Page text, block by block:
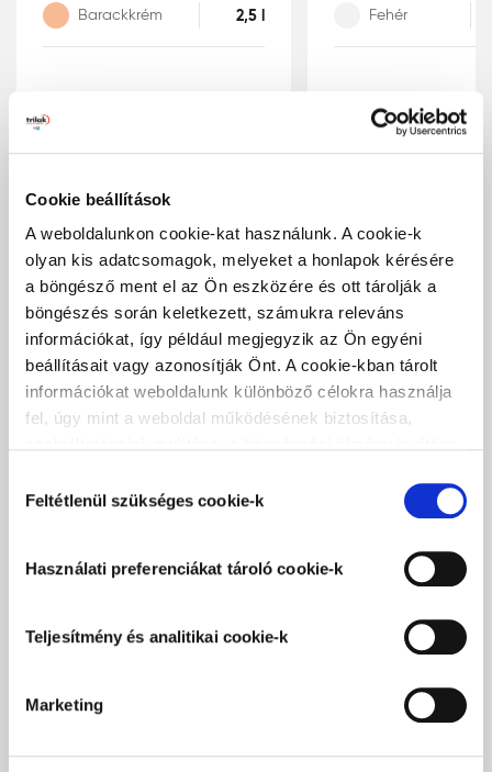
Cookie beállítások
A weboldalunkon cookie-kat használunk. A cookie-k
olyan kis adatcsomagok, melyeket a honlapok kérésére
a böngésző ment el az Ön eszközére és ott tárolják a
böngészés során keletkezett, számukra releváns
információkat, így például megjegyzik az Ön egyéni
beállításait vagy azonosítják Önt. A cookie-kban tárolt
információkat weboldalunk különböző célokra használja
fel, úgy mint a weboldal működésének biztosítása,
szabott ajánlatok megjelenítése, látogatottsági adatok
elemzése. A weboldalunk által alkalmazott cookie-k,
különösen a Google Analytics cookie-k működéséről,
azok letiltásáról azAdatkezelési tájékoztatóban
gombra kattintva hozzájárul a teljesítmény és analitikai,
használati preferenciákat tároló, besorolás alatt álló és
a feltétlenül szükséges cookie-k alkalmazását. Az
szükséges cookie-kon kívül az összes cookie
kiválasztása
Feltétlenül szükséges cookie-k
Használati preferenciákat tároló cookie-k
Teljesítmény és analitikai cookie-k
Marketing
beltéri matt falfesték kiváló
fedőképességű, mosható,
élénkek és tartósak. Egyszerű
formulájának köszönhetően
Barackkrém 2,5 l
8 990 Ft/ db
(3 596 Ft/l)
teszi, hogy poliamid
festőhengerrel
festékmennyiség
falakra. A
nem tartalmazó,
biztosít, továbbá
légáteresztő felületet
Héra
bármilyen
egyszerűen
Fehér
(799 Ft/l)
STÍLUSTIPPEK További cikkek